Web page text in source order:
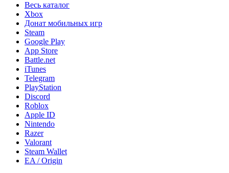
Весь каталог
Xbox
Донат мобильных игр
Steam
Google Play
App Store
Battle.net
iTunes
Telegram
PlayStation
Discord
Roblox
Apple ID
Nintendo
Razer
Valorant
Steam Wallet
EA / Origin